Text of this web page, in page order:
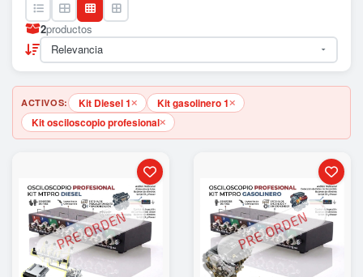
2productos
ACTIVOS: Kit Diesel 1
Kit gasolinero 1
Kit osciloscopio profesional